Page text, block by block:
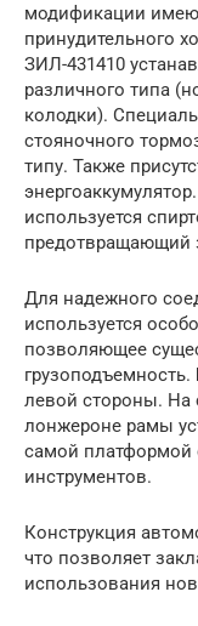
модификации
принудительного
ЗИЛ-431410
различного типа
колодки).
стояночного
типу. Также
используется
предотвращающий
Для надежного
используется
позволяющее
левой стороны. На
лонжероне рамы
самой платформой
инструментов.
Конструкция
что позволяет
использования